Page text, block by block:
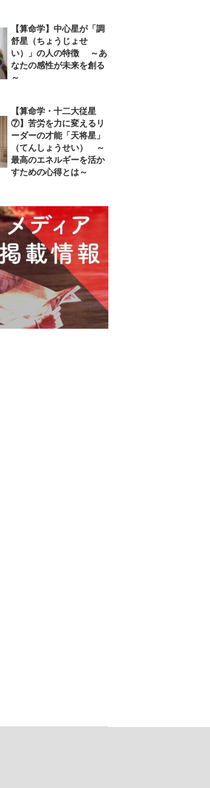
【算命学】中心星が「調
舒星（ちょうじょせ
い）」の人の特徴 ～あ
なたの感性が未来を創る
～
【算命学・十二大従星
⑦】苦労を力に変えるリ
ーダーの才能「天将星」
（てんしょうせい） ～
最高のエネルギーを活か
すための心得とは～